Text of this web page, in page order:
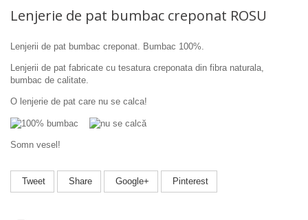
Lenjerie de pat bumbac creponat ROSU
Lenjerii de pat bumbac creponat. Bumbac 100%.
Lenjerii de pat fabricate cu tesatura creponata din fibra naturala,
bumbac de calitate.
O lenjerie de pat care nu se calca!
Somn vesel!
Tweet Share Google+ Pinterest